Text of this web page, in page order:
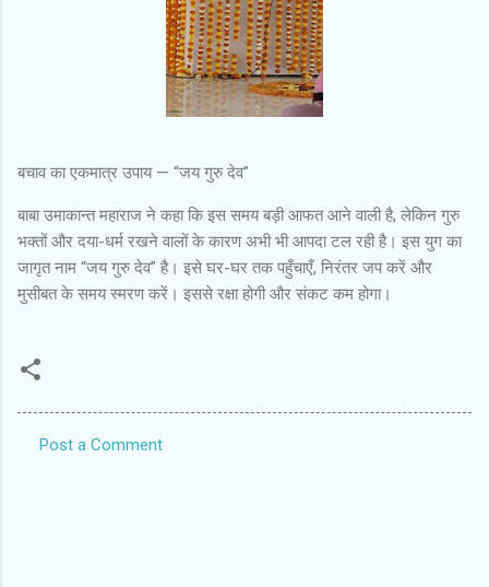
बचाव का एकमात्र उपाय — “जय गुरु देव”
बाबा उमाकान्त महाराज ने कहा कि इस समय बड़ी आफत आने वाली है, लेकिन गुरु
भक्तों और दया-धर्म रखने वालों के कारण अभी भी आपदा टल रही है। इस युग का
जागृत नाम “जय गुरु देव” है। इसे घर-घर तक पहुँचाएँ, निरंतर जप करें और
मुसीबत के समय स्मरण करें। इससे रक्षा होगी और संकट कम होगा।
Post a Comment